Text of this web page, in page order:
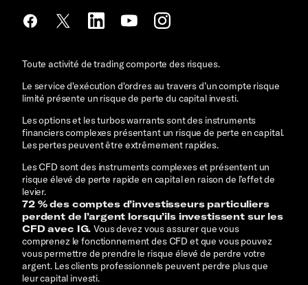
Toute activité de trading comporte des risques.
Le service d'exécution d'ordres au travers d’un compte risque
limité présente un risque de perte du capital investi.
Les options et les turbos warrants sont des instruments
financiers complexes présentant un risque de perte en capital.
Les pertes peuvent être extrêmement rapides.
Les CFD sont des instruments complexes et présentent un
risque élevé de perte rapide en capital en raison de l’effet de
levier.
72 % des comptes d’investisseurs particuliers
perdent de l’argent lorsqu’ils investissent sur les
CFD avec IG.Vous devez vous assurer que vous
comprenez le fonctionnement des CFD et que vous pouvez
vous permettre de prendre le risque élevé de perdre votre
argent. Les clients professionnels peuvent perdre plus que
leur capital investi.